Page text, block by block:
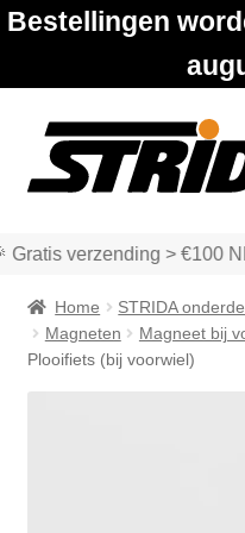
Bestellingen
Ga
door
naar
Ga
naar
de
Gratis verzending > €100
Home STRIDA
Magneten
Magneet bij
Plooifiets (bij voorwiel)